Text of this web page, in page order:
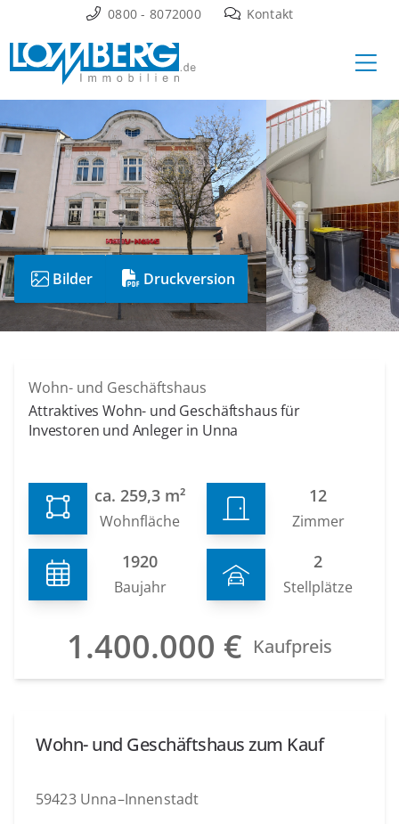
Inhalt
springen
0800 - 8072000 Kontakt
Bilder Druckversion
Wohn- und Geschäftshaus
Attraktives Wohn- und Geschäftshaus für
Investoren und Anleger in Unna
ca. 259,3 m²
Wohnfläche
12
Zimmer
1920
Baujahr
2
Stellplätze
1.400.000 € Kaufpreis
Wohn- und Geschäftshaus zum Kauf
59423 Unna–Innenstadt